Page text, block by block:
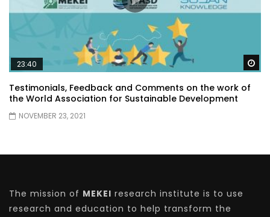
23:40
Testimonials, Feedback and Comments on the work of
the World Association for Sustainable Development
NOVEMBER 23, 2021
The mission of MEKEI research institute is to use
research and education to help transform the